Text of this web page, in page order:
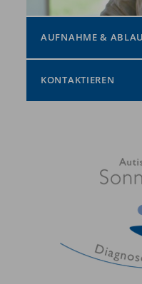
AUFNAHME &
KONTAKTIEREN